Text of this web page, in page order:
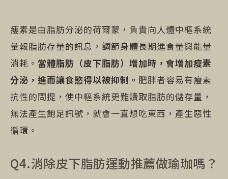
瘦素是由脂肪分泌的荷爾蒙，負責向人體中樞系統
彙報脂肪存量的訊息，調節身體長期進食量與能量
消耗。 當體脂肪（皮下脂肪）增加時，會增加瘦素
分泌，進而讓食慾得以被抑制。 肥胖者容易有瘦素
抗性的問提，使中樞系統更難讀取脂肪的儲存量，
無法產生飽足訊號，就會一直想吃東西，產生惡性
循環。
Q4.消除皮下脂肪運動推薦做瑜珈嗎？